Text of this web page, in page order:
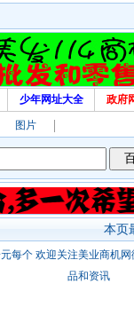
少年网址大全 政府
图片
本页
每个 欢迎关注美业商机
品和资讯